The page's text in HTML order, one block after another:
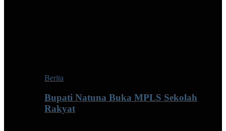
Berita
Bupati Natuna Buka MPLS Sekolah
Rakyat